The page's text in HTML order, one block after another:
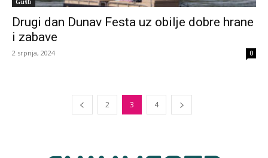
Drugi dan Dunav Festa uz obilje dobre hrane
i zabave
2 srpnja, 2024 0
2 3 4